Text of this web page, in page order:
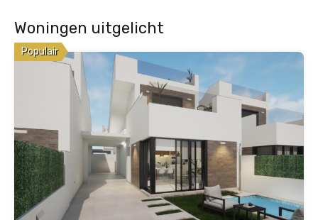
Woningen uitgelicht
Populair